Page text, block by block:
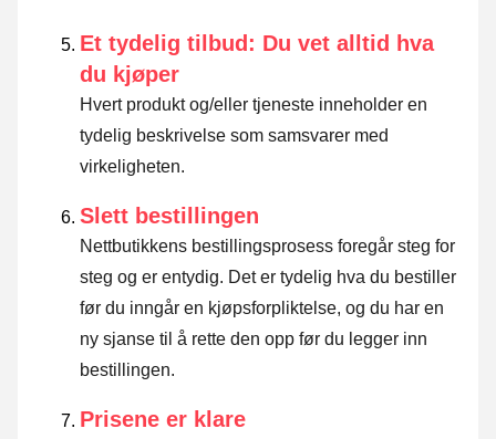
Et tydelig tilbud: Du vet alltid hva
du kjøper
Hvert produkt og/eller tjeneste inneholder en
tydelig beskrivelse som samsvarer med
virkeligheten.
Slett bestillingen
Nettbutikkens bestillingsprosess foregår steg for
steg og er entydig. Det er tydelig hva du bestiller
før du inngår en kjøpsforpliktelse, og du har en
ny sjanse til å rette den opp før du legger inn
bestillingen.
Prisene er klare